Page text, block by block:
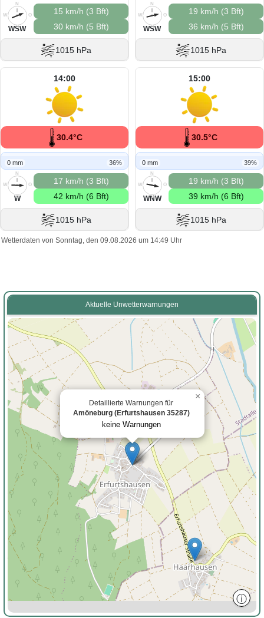
N
O
S
W
WSW
15 km/h (3 Bft)
30 km/h (5 Bft)
1015 hPa
N
O
S
W
WSW
19 km/h (3 Bft)
36 km/h (5 Bft)
1015 hPa
14:00
30.4°C
0 mm 36%
N
O
S
W
W
17 km/h (3 Bft)
42 km/h (6 Bft)
1015 hPa
15:00
30.5°C
0 mm 39%
N
O
S
W
WNW
19 km/h (3 Bft)
39 km/h (6 Bft)
1015 hPa
Wetterdaten von Sonntag, den 09.08.2026 um 14:49 Uhr
Aktuelle Unwetterwarnungen
Detaillierte Warnungen für
Amöneburg (Erfurtshausen 35287)
keine Warnungen
×
ⓘ